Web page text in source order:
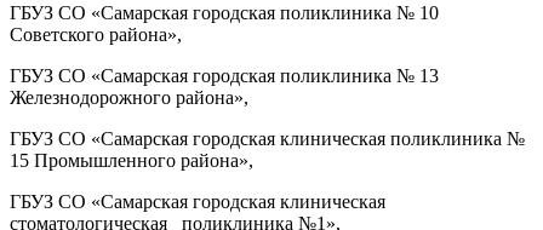
ГБУЗ СО «Самарская городская поликлиника № 10
Советского района»,
ГБУЗ СО «Самарская городская поликлиника № 13
Железнодорожного района»,
ГБУЗ СО «Самарская городская клиническая поликлиника №
15 Промышленного района»,
ГБУЗ СО «Самарская городская клиническая
стоматологическая поликлиника №1»,